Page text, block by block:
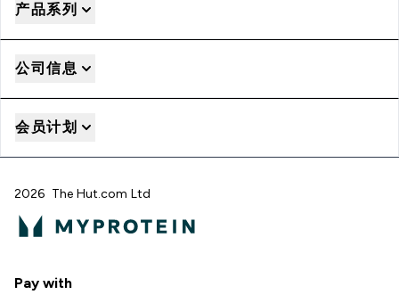
产品系列
公司信息
会员计划
2026 The Hut.com Ltd
Pay with